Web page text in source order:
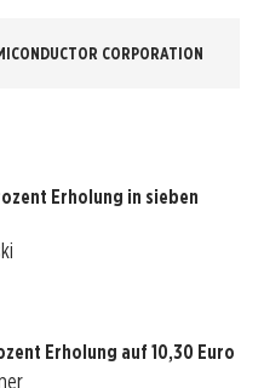
CORPORATION
Erholung in sieben
Erholung auf 10,30 Euro